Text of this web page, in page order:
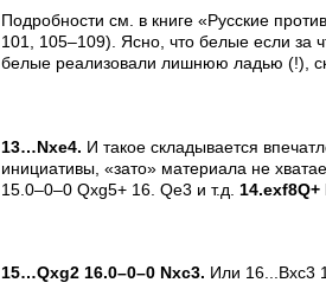
Подробности см. в книге «Русские
101, 105–109). Ясно, что белые если за
белые реализовали лишнюю ладью (!),
13…Nxe4. И такое складывается
инициативы, «зато» материала не
15.0–0–0 Qxg5+ 16. Qe3 и т.д. 14.exf8Q+
15…Qxg2 16.0–0–0 Nxc3. Или 16...Bxc3